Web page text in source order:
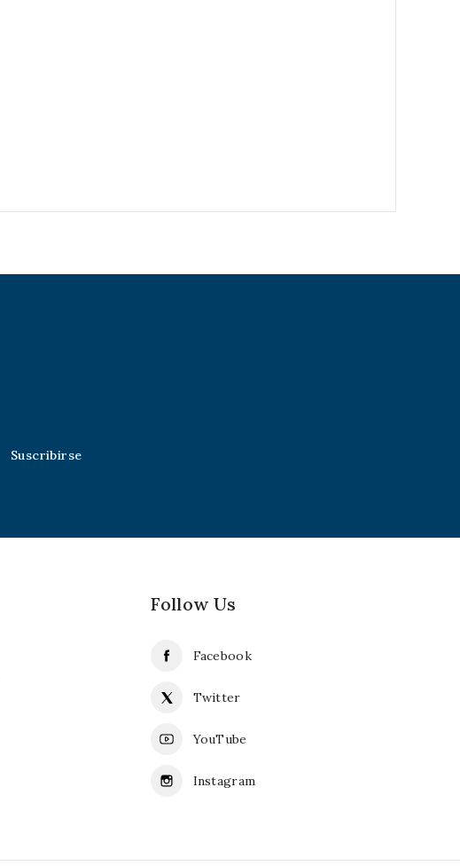
Follow Us
Facebook
Twitter
YouTube
Instagram